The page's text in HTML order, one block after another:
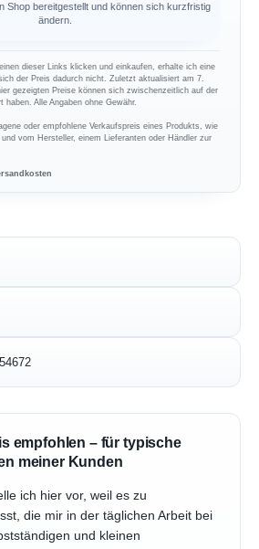
Shop bereitgestellt und können sich kurzfristig
ändern.
dieser Links klicken und einkaufen, erhalte ich eine
der Preis dadurch nicht. Zuletzt aktualisiert am 7.
gezeigten Preise können sich zwischenzeitlich auf der
haben. Alle Angaben ohne Gewähr.
oder empfohlene Verkaufspreis eines Produkts, wie
vom Hersteller, einem Lieferanten oder Händler zur
empfohlen – für typische
meiner Kunden
ich hier vor, weil es zu
die mir in der täglichen Arbeit bei
und kleinen